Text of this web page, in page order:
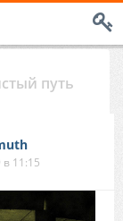
путь
11:15